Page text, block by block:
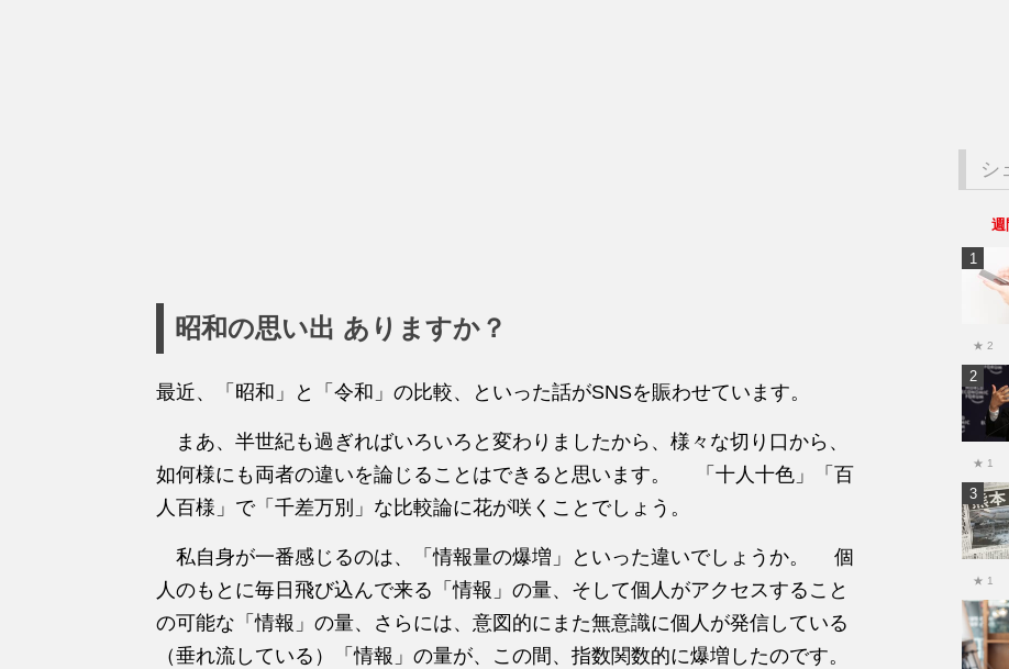
昭和の思い出 ありますか？
最近、「昭和」と「令和」の比較、といった話がSNSを賑わせています。
まあ、半世紀も過ぎればいろいろと変わりましたから、様々な切り口から、
如何様にも両者の違いを論じることはできると思います。 「十人十色」「百
人百様」で「千差万別」な比較論に花が咲くことでしょう。
私自身が一番感じるのは、「情報量の爆増」といった違いでしょうか。 個
人のもとに毎日飛び込んで来る「情報」の量、そして個人がアクセスすること
の可能な「情報」の量、さらには、意図的にまた無意識に個人が発信している
（垂れ流している）「情報」の量が、この間、指数関数的に爆増したのです。
シ
週
★ 2
★ 1
★ 1